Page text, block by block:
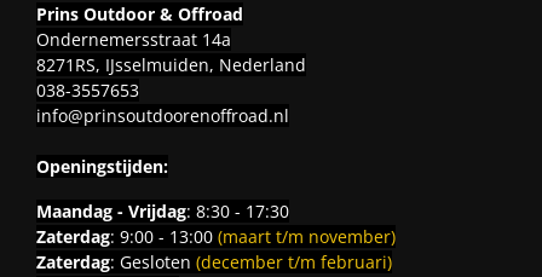
Prins Outdoor & Offroad
Ondernemersstraat 14a
8271RS, IJsselmuiden, Nederland
038-3557653
info@prinsoutdoorenoffroad.nl
Openingstijden:
Maandag - Vrijdag: 8:30 - 17:30
Zaterdag: 9:00 - 13:00 (maart t/m november)
Zaterdag: Gesloten (december t/m februari)